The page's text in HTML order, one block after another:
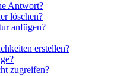
Antwort?
löschen?
anfügen?
erstellen?
zugreifen?